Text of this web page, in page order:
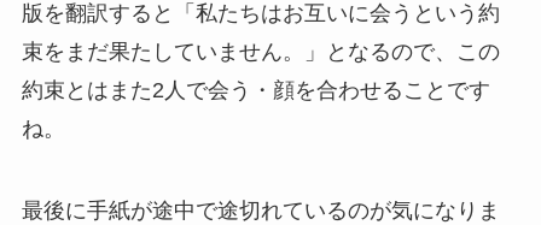
版を翻訳すると「私たちはお互いに会うという約
束をまだ果たしていません。」となるので、この
約束とはまた2人で会う・顔を合わせることです
ね。
最後に手紙が途中で途切れているのが気になりま